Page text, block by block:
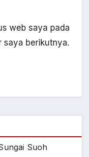
web saya pada
saya berikutnya.
Suoh